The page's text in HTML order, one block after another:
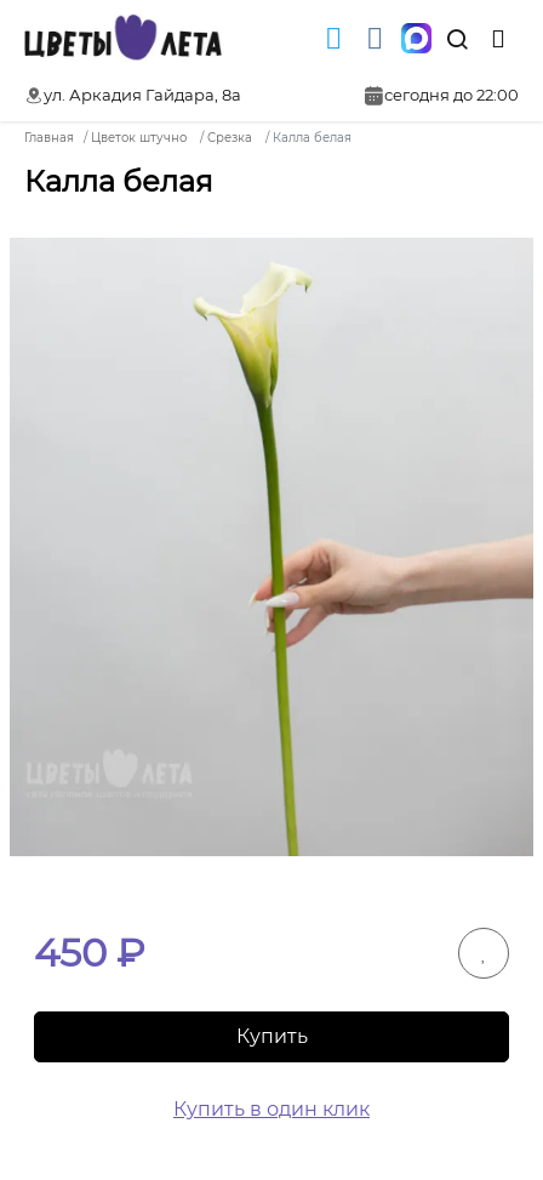
ул. Аркадия Гайдара, 8а сегодня до 22:00
Главная Цветок штучно Срезка Калла белая
Калла белая
450 ₽
Купить
Купить в один клик